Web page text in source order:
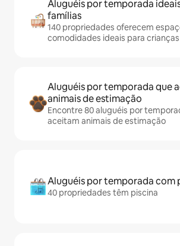
Aluguéis por temporada
famílias
140 propriedades oferecem
comodidades ideais para crianças
Aluguéis por temporada que
animais de estimação
Encontre 80 aluguéis por
aceitam animais de estimação
Aluguéis por temporada com
40 propriedades têm piscina